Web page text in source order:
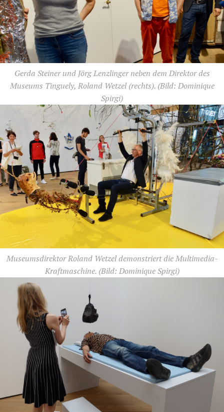
Gerda Steiner und Jörg Lenzlinger neben dem Direktor des
Museums Tinguely, Roland Wetzel (rechts).(Bild: Dominique
Spirgi)
Museumsdirektor Roland Wetzel demonstriert die Multimedia-
Kraftmaschine.(Bild: Dominique Spirgi)